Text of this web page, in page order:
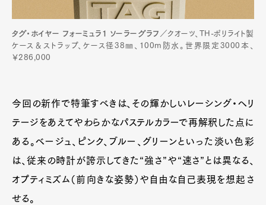
タグ・ホイヤー フォーミュラ1 ソーラーグラフ ／クオーツ、TH-ポリライト製
ケース＆ストラップ、ケース径38㎜、100m防水。世界限定3000本、
￥286,000
今回の新作で特筆すべきは、その輝かしいレーシング・ヘリ
テージをあえてやわらかなパステルカラーで再解釈した点に
ある。ベージュ、ピンク、ブルー、グリーンといった淡い色彩
は、従来の時計が誇示してきた“強さ”や“速さ”とは異なる、
オプティミズム（前向きな姿勢）や自由な自己表現を想起さ
せる。